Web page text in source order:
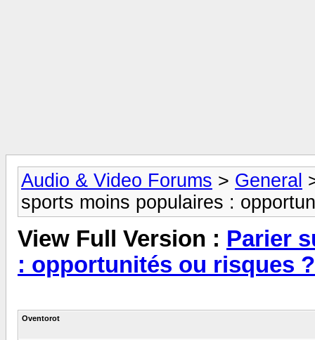
Audio & Video Forums > General
sports moins populaires :
View Full Version : Parier
: opportunités ou risques ?
Oventorot